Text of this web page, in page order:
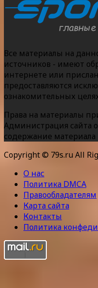
Все материалы на
источников - имеют
интернете или
предоставляются
ознакомительных
Права на материалы
Администрация сайта
содержание материала
Copyright © 79s.ru All
О нас
Политика DMCA
Правообладателям
Карта сайта
Контакты
Политика